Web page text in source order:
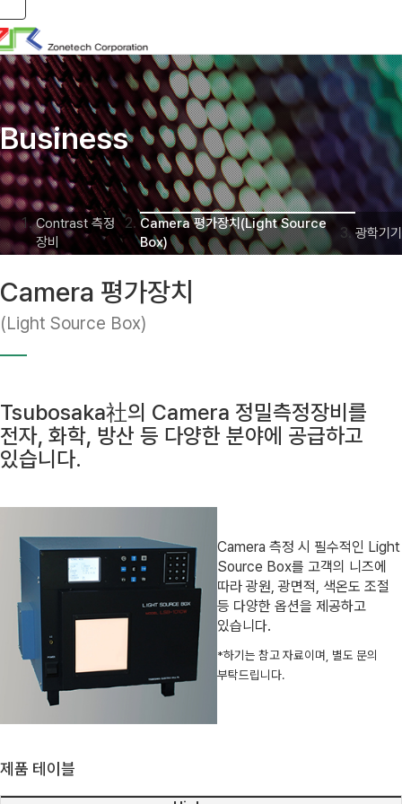
Toggle navigation
Business
Contrast 측정
장비
Camera 평가장치(Light Source
Box)
광학기기
Camera 평가장치
(Light Source Box)
Tsubosaka社의 Camera 정밀측정장비를
전자, 화학, 방산 등 다양한 분야에 공급하고
있습니다.
Camera 측정 시 필수적인 Light
Source Box를 고객의 니즈에
따라 광원, 광면적, 색온도 조절
등 다양한 옵션을 제공하고
있습니다.
*하기는 참고 자료이며, 별도 문의
부탁드립니다.
제품 테이블